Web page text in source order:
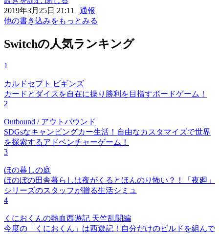
2019年3月25日 21:11 | 通報
他の書き込みをもっとみる
Switchの人気ランキング
1
カルドセプト ビギンズ
カードとダイスを自在に操り勝利を目指すボードゲーム！
2
Outbound / アウトバウンド
SDGsなキャンピングカー生活！自由なカスタマイズで世界
を探索するアドベンチャーゲーム！
3
ほの暮しの庭
ほのぼの田舎暮らしは夜がくるとほんのり怖い？！「夜廻」
シリーズのスタッフが贈る生活シミュ
4
くにおくんの熱血西遊記 天竺乱闘編
今度の「くにおくん」は西遊記！自分だけのビルドを組んで